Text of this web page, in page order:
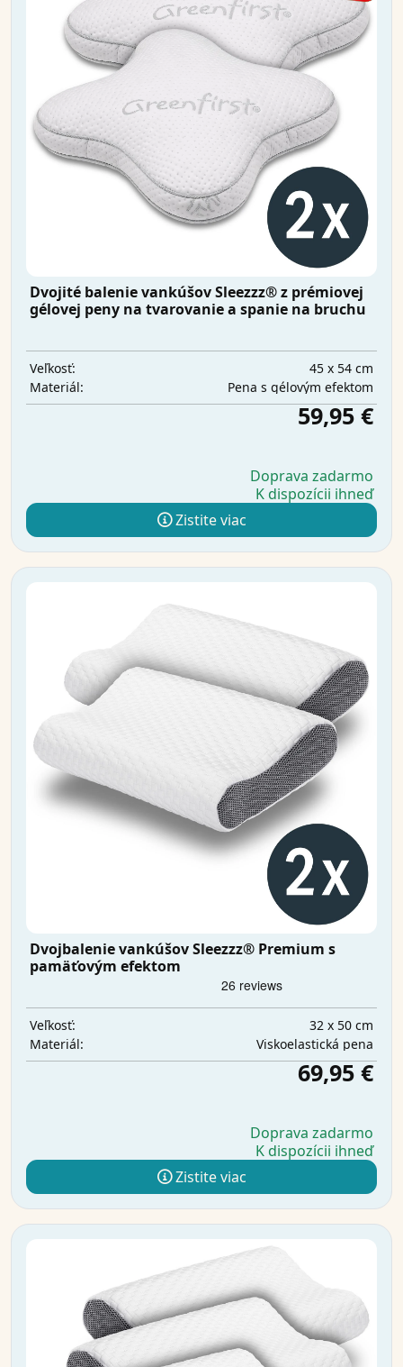
Dvojité balenie vankúšov Sleezzz® z prémiovej
gélovej peny na tvarovanie a spanie na bruchu
Veľkosť:
45 x 54 cm
Materiál:
Pena s gélovým efektom
59,95 €
Doprava zadarmo
K dispozícii ihneď
Zistite viac
Dvojbalenie vankúšov Sleezzz® Premium s
pamäťovým efektom
Veľkosť:
32 x 50 cm
Materiál:
Viskoelastická pena
69,95 €
Doprava zadarmo
K dispozícii ihneď
Zistite viac